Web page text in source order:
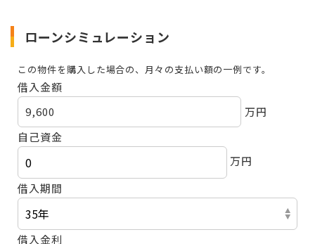
ローンシミュレーション
この物件を購入した場合の、月々の支払い額の一例です。
借入金額
9,600
万円
自己資金
万円
借入期間
借入金利